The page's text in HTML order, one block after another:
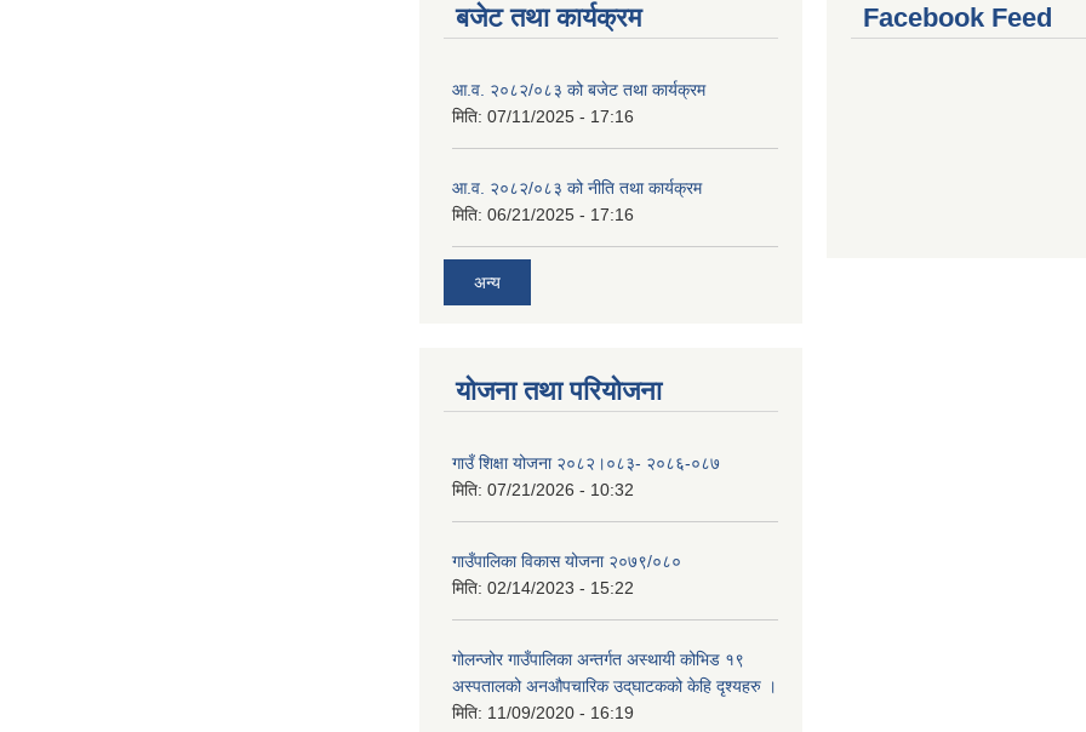
बजेट तथा कार्यक्रम
आ.व. २०८२/०८३ को बजेट तथा कार्यक्रम
मिति: 07/11/2025 - 17:16
आ.व. २०८२/०८३ को नीति तथा कार्यक्रम
मिति: 06/21/2025 - 17:16
अन्य
योजना तथा परियोजना
गाउँ शिक्षा योजना २०८२।०८३- २०८६-०८७
मिति: 07/21/2026 - 10:32
गाउँपालिका विकास योजना २०७९/०८०
मिति: 02/14/2023 - 15:22
गोलन्जोर गाउँपालिका अन्तर्गत अस्थायी कोभिड १९
अस्पतालको अनऔपचारिक उद्‌घाटकको केहि दृश्यहरु ।
मिति: 11/09/2020 - 16:19
Facebook Feed